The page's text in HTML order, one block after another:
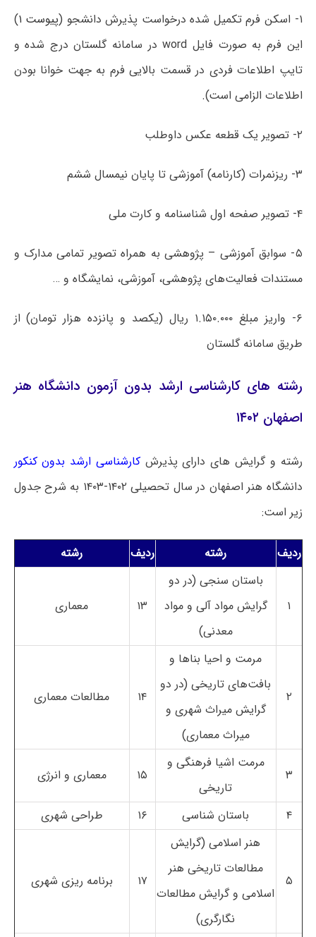
۱- اسکن فرم تکمیل شده درخواست پذیرش دانشجو ( پیوست ۱ )
این فرم به صورت فایل word در سامانه گلستان درج شده و
تایپ اطلاعات فردی در قسمت بالایی فرم به جهت خوانا بودن
اطلاعات الزامی است).
۲- تصویر یک قطعه عکس داوطلب
۳- ریزنمرات (کارنامه) آموزشی تا پایان نیمسال ششم
۴- تصویر صفحه اول شناسنامه و کارت ملی
۵- سوابق آموزشی – پژوهشی به همراه تصویر تمامی مدارک و
مستندات فعالیت‌های پژوهشی، آموزشی، نمایشگاه و …
۶- واریز مبلغ ۱.۱۵۰.۰۰۰ ریال (یکصد و پانزده هزار تومان) از
طریق سامانه گلستان
رشته های کارشناسی ارشد بدون آزمون دانشگاه هنر
اصفهان ۱۴۰۲
رشته و گرایش های دارای پذیرشکارشناسی ارشد بدون کنکور
دانشگاه هنر اصفهان در سال تحصیلی ۱۴۰۲-۱۴۰۳ به شرح جدول
زیر است:
ردیف رشته ردیف رشته
۱
باستان سنجی (در دو
گرایش مواد آلی و مواد
معدنی)
۱۳ معماری
۲
مرمت و احیا بناها و
بافت‌های تاریخی (در دو
گرایش میراث شهری و
میراث معماری)
۱۴ مطالعات معماری
۳
مرمت اشیا فرهنگی و
تاریخی
۱۵ معماری و انرژی
۴ باستان شناسی ۱۶ طراحی شهری
۵
هنر اسلامی (گرایش
مطالعات تاریخی هنر
اسلامی و گرایش مطالعات
نگارگری)
۱۷ برنامه ریزی شهری